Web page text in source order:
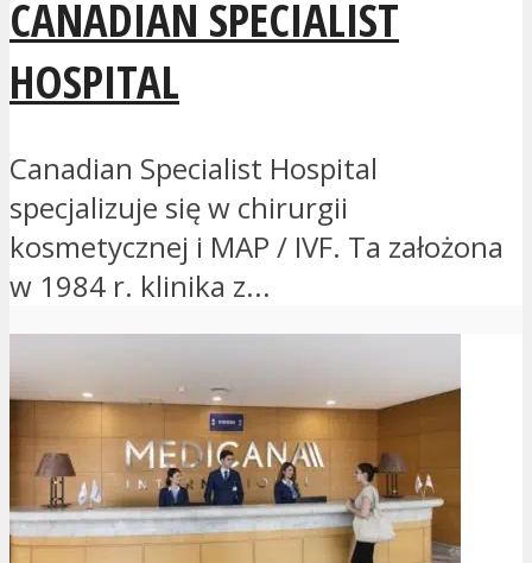
CANADIAN SPECIALIST
HOSPITAL
Canadian Specialist Hospital
specjalizuje się w chirurgii
kosmetycznej i MAP / IVF. Ta założona
w 1984 r. klinika z...